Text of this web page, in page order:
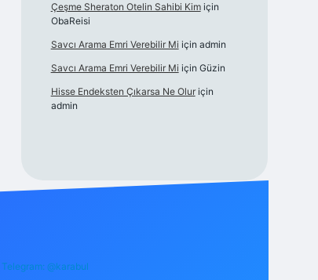
Çeşme Sheraton Otelin Sahibi Kimiçin
ObaReisi
Savcı Arama Emri Verebilir Mi için admin
Savcı Arama Emri Verebilir Mi için Güzin
Hisse Endeksten Çıkarsa Ne Oluriçin
admin
Telegram: @karabul